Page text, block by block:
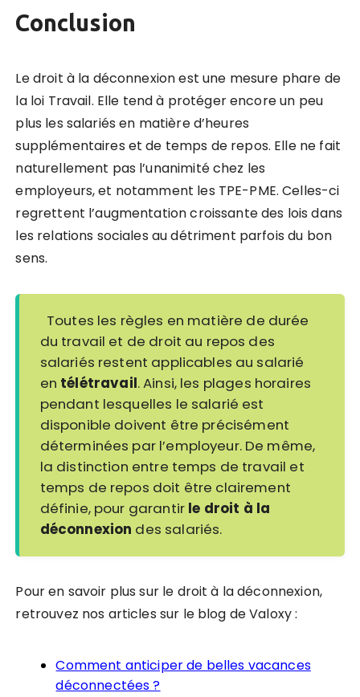
Conclusion
Le droit à la déconnexion est une mesure phare de
la loi Travail. Elle tend à protéger encore un peu
plus les salariés en matière d’heures
supplémentaires et de temps de repos. Elle ne fait
naturellement pas l’unanimité chez les
employeurs, et notamment les TPE-PME. Celles-ci
regrettent l’augmentation croissante des lois dans
les relations sociales au détriment parfois du bon
sens.
Toutes les règles en matière de durée
du travail et de droit au repos des
salariés restent applicables au salarié
en télétravail. Ainsi, les plages horaires
pendant lesquelles le salarié est
disponible doivent être précisément
déterminées par l’employeur. De même,
la distinction entre temps de travail et
temps de repos doit être clairement
définie, pour garantirle droit à la
déconnexion des salariés.
Pour en savoir plus sur le droit à la déconnexion,
retrouvez nos articles sur le blog de Valoxy :
Comment anticiper de belles vacances
déconnectées ?